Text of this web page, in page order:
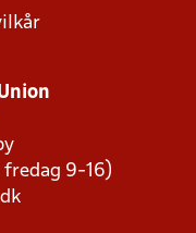
fredag 9-16)